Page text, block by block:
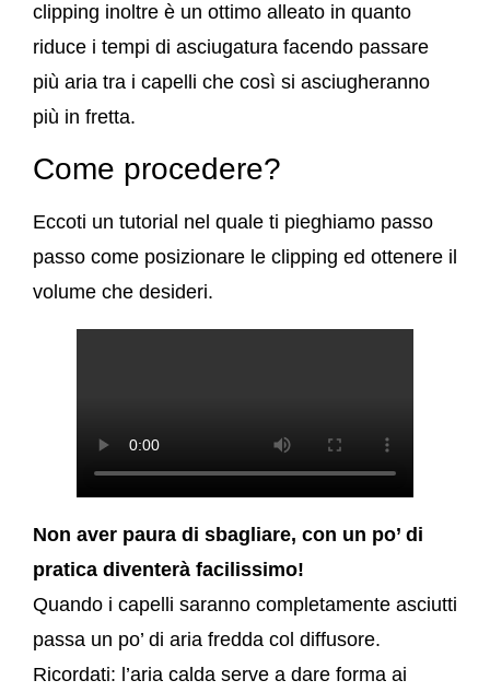
clipping inoltre è un ottimo alleato in quanto
riduce i tempi di asciugatura facendo passare
più aria tra i capelli che così si asciugheranno
più in fretta.
Come procedere?
Eccoti un tutorial nel quale ti pieghiamo passo
passo come posizionare le clipping ed ottenere il
volume che desideri.
Non aver paura di sbagliare, con un po’ di
pratica diventerà facilissimo!
Quando i capelli saranno completamente asciutti
passa un po’ di aria fredda col diffusore.
Ricordati: l’aria calda serve a dare forma ai